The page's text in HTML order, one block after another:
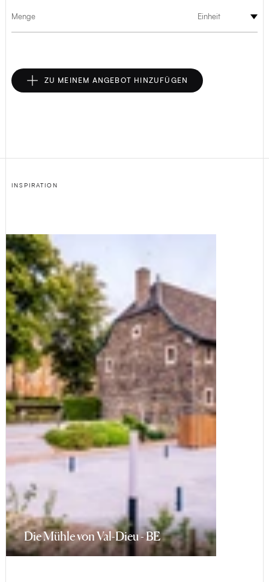
Menge Einheit
ZU MEINEM ANGEBOT HINZUFÜGEN
INSPIRATION
Die Mühle von Val-Dieu - BE